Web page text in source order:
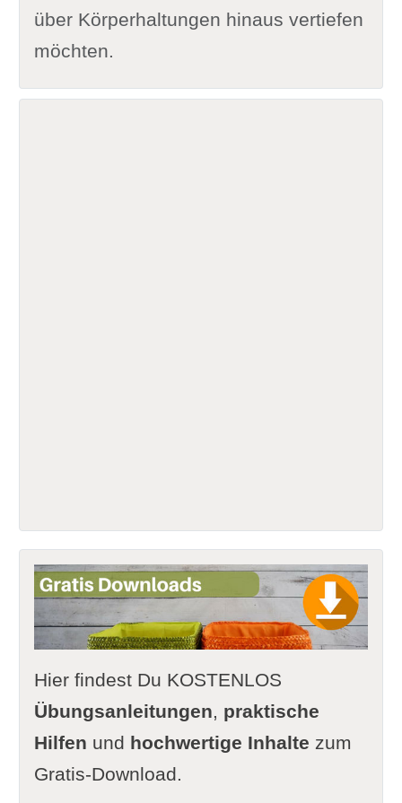
über Körperhaltungen hinaus vertiefen
möchten.
Hier findest Du KOSTENLOS
Übungsanleitungen, praktische
Hilfen und hochwertige Inhalte zum
Gratis-Download.